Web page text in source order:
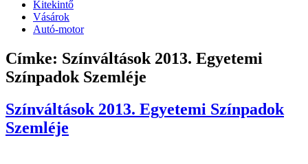
Kitekintő
Vásárok
Autó-motor
Címke: Színváltások 2013. Egyetemi
Színpadok Szemléje
Színváltások 2013. Egyetemi Színpadok
Szemléje